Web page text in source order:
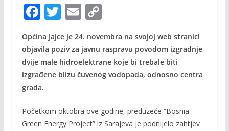
F
ac
e
b
o
o
k
T
w
itt
er
E
ai
l
C
o
p
y
Li
k
Općina Jajce je 24. novembra na svojoj web stranici
objavila poziv za javnu raspravu povodom izgradnje
dvije male hidroelektrane koje bi trebale biti
izgrađene blizu čuvenog vodopada, odnosno centra
grada.
Početkom oktobra ove godine, preduzeće “Bosnia
Green Energy Project” iz Sarajeva je podnijelo zahtjev